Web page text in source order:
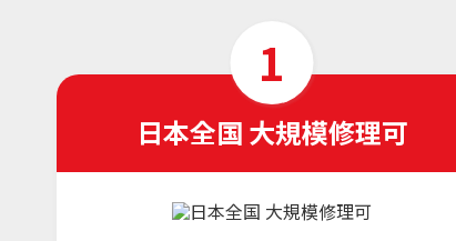
日本全国 大規模修理可